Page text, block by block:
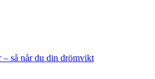
så når du din drömvikt